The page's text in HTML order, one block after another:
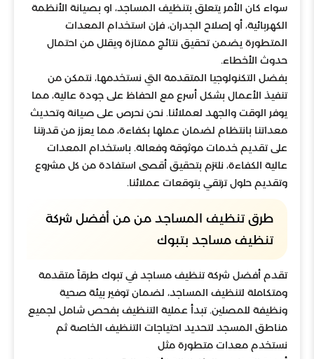
سواء كان الأمر يتعلق بتنظيف المساجد، او بصيانة الأنظمة
الكهربائية، أو إصلاح الجدران، فإن استخدام المعدات
المتطورة يضمن تحقيق نتائج ممتازة ويقلل من احتمال
حدوث الأخطاء.
بفضل التكنولوجيا المتقدمة التي نستخدمها، نتمكن من
تنفيذ الأعمال بشكل أسرع مع الحفاظ على جودة عالية، مما
يوفر الوقت والجهد لعملائنا. نحن نحرص على صيانة وتحديث
معداتنا بانتظام لضمان عملها بكفاءة، مما يعزز من قدرتنا
على تقديم خدمات موثوقة وفعالة. باستخدام المعدات
عالية الكفاءة، نلتزم بتحقيق أقصى استفادة من كل مشروع
وتقديم حلول ترتقي بتوقعات عملائنا.
طرق تنظيف المساجد من من أفضل شركة
تنظيف مساجد بتبوك
تقدم أفضل شركة تنظيف مساجد في تبوك طرقاً متقدمة
ومتكاملة لتنظيف المساجد، لضمان توفير بيئة صحية
ونظيفة للمصلين. تبدأ عملية التنظيف بفحص شامل لجميع
مناطق المسجد لتحديد احتياجات التنظيف الخاصة ثم
نستخدم معدات متطورة مثل